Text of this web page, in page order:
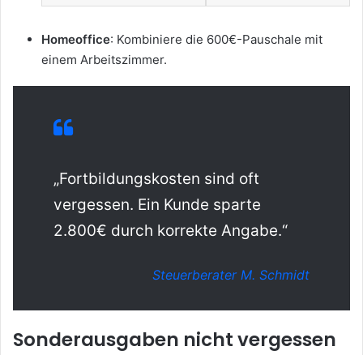
Homeoffice: Kombiniere die 600€-Pauschale mit
einem Arbeitszimmer.
„Fortbildungskosten sind oft
vergessen. Ein Kunde sparte
2.800€ durch korrekte Angabe.“
Steuerberater M. Schmidt
Sonderausgaben nicht vergessen